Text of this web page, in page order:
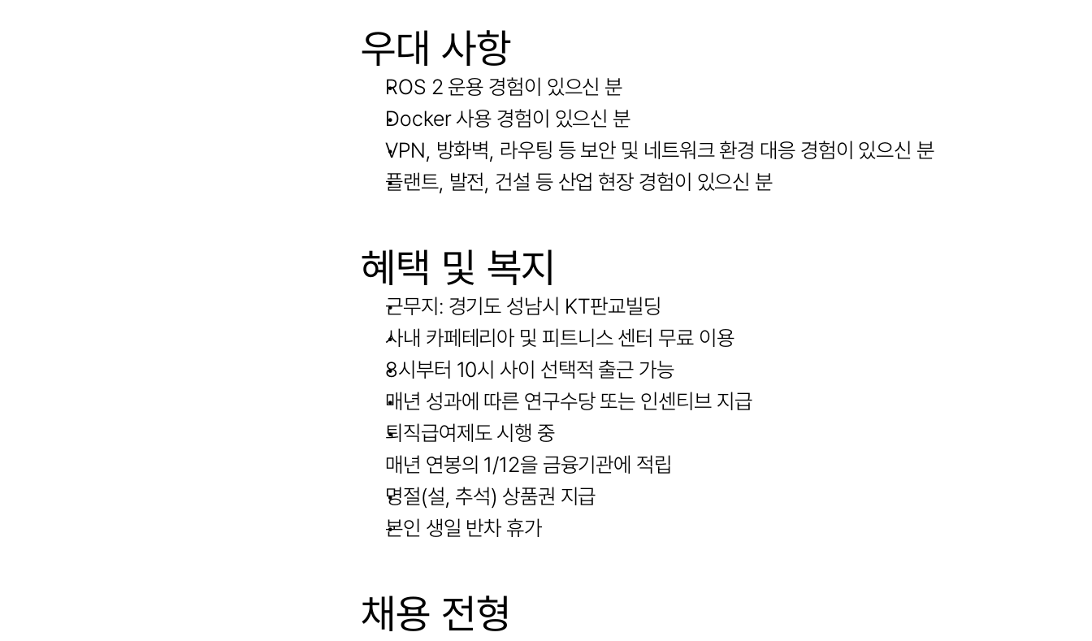
우대 사항
ROS 2 운용 경험이 있으신 분
Docker 사용 경험이 있으신 분
VPN, 방화벽, 라우팅 등 보안 및 네트워크 환경 대응 경험이 있으신 분
플랜트, 발전, 건설 등 산업 현장 경험이 있으신 분
혜택 및 복지
근무지: 경기도 성남시 KT판교빌딩
사내 카페테리아 및 피트니스 센터 무료 이용
8시부터 10시 사이 선택적 출근 가능
매년 성과에 따른 연구수당 또는 인센티브 지급
퇴직급여제도 시행 중
매년 연봉의 1/12을 금융기관에 적립
명절(설, 추석) 상품권 지급
본인 생일 반차 휴가
채용 전형